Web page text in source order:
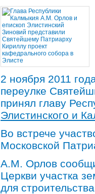
2 ноября 2011
переулке
принял главу
Элистинского и
Во встрече
Московской
А.М. Орлов
Церкви участка
для